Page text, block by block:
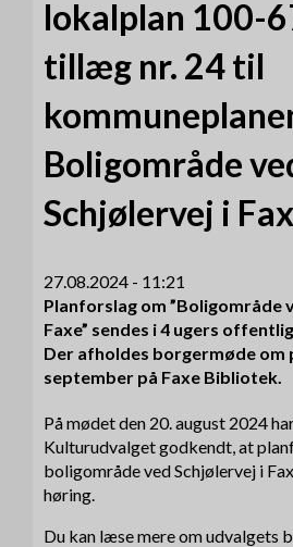
lokalplan 100-
tillæg nr. 24 til
Boligområde
Schjølervej i
27.08.2024 - 11:21
Planforslag om ”Boligområde
Faxe” sendes i 4 ugers
Der afholdes borgermøde om
september på Faxe Bibliotek.
På mødet den 20. august 2024
Kulturudvalget godkendt, at
boligområde ved Schjølervej i
høring.
Du kan læse mere om udvalgets